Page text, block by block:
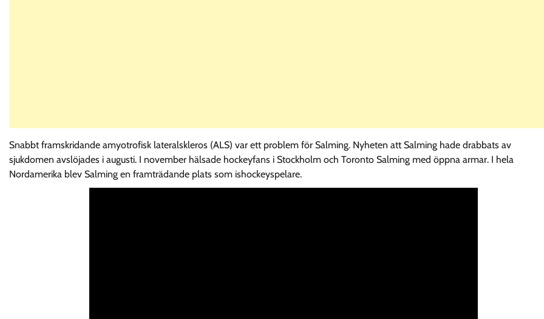
Snabbt framskridande amyotrofisk lateralskleros (ALS) var ett problem för Salming. Nyheten att Salming hade drabbats av
sjukdomen avslöjades i augusti. I november hälsade hockeyfans i Stockholm och Toronto Salming med öppna armar. I hela
Nordamerika blev Salming en framträdande plats som ishockeyspelare.